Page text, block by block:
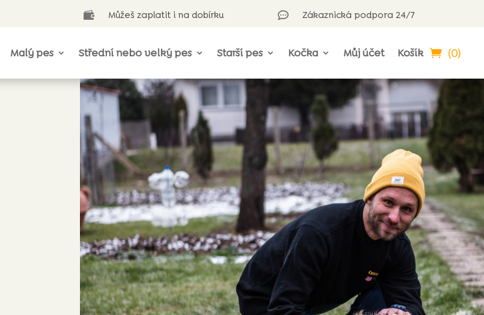
 Můžeš zaplatit i na dobírku  Zákaznická podpora 24/7
Malý pes Střední nebo velký pes Starší pes Kočka Můj účet Košík (0)